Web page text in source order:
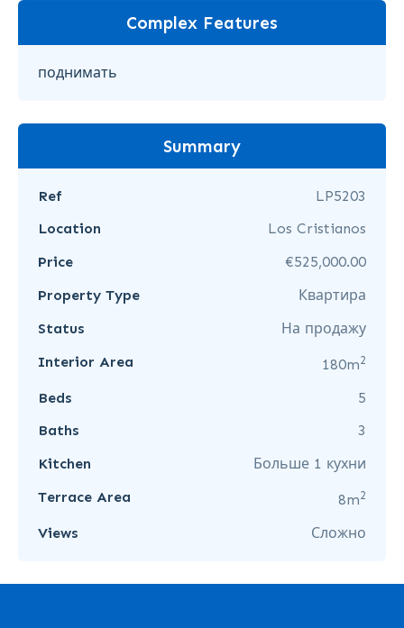
Complex Features
поднимать
Summary
Ref
LP5203
Location
Los Cristianos
Price
€525,000.00
Property Type
Квартира
Status
На продажу
Interior Area
180m2
Beds
5
Baths
3
Kitchen
Больше 1 кухни
Terrace Area
8m2
Views Сложно